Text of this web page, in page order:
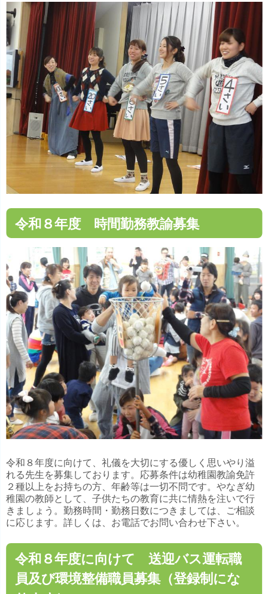
就職説明・園見学申し込みフォーム
https://ssl.form-mailer.jp/fms/ab432684725015
※採用選考会のお申し込みは、就職説明・園見学にお越
しいただいた方か、やなぎ幼稚園にて教育実習を行った
か方が対象になります。
令和８年度 時間勤務教諭募集
令和８年度に向けて、礼儀を大切にする優しく思いやり溢
れる先生を募集しております。応募条件は幼稚園教諭免許
２種以上をお持ちの方、年齢等は一切不問です。やなぎ幼
稚園の教師として、子供たちの教育に共に情熱を注いで行
きましょう。勤務時間・勤務日数につきましては、ご相談
に応じます。詳しくは、お電話でお問い合わせ下さい。
令和８年度に向けて 送迎バス運転職
員及び環境整備職員募集（登録制にな